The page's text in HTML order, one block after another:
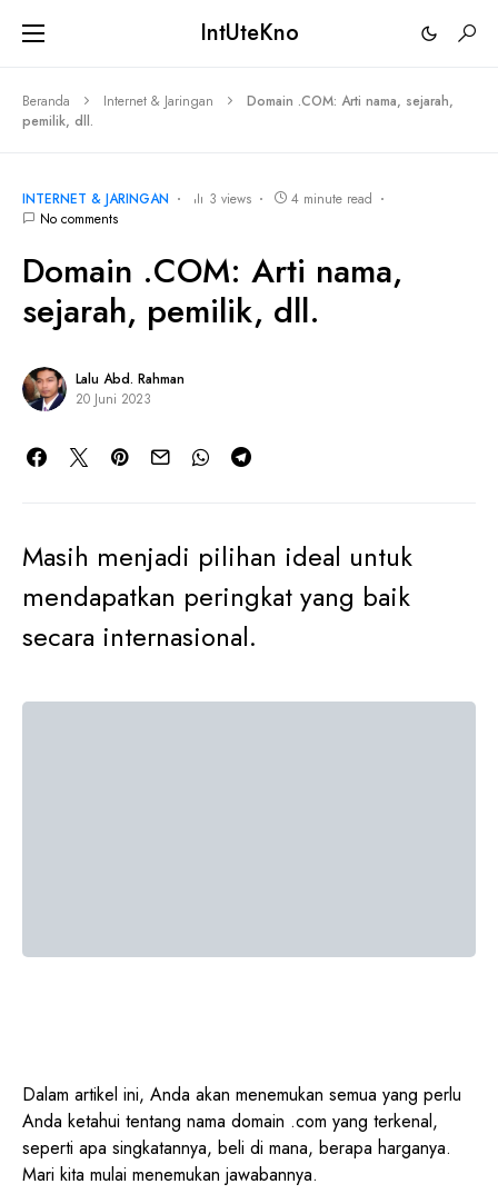
IntUteKno
Beranda Internet & Jaringan
Domain .COM: Arti nama, sejarah,
pemilik, dll.
INTERNET & JARINGAN 3 views
4 minute read
No comments
Domain .COM: Arti nama,
sejarah, pemilik, dll.
Lalu Abd. Rahman
20 Juni 2023
Masih menjadi pilihan ideal untuk
mendapatkan peringkat yang baik
secara internasional.
Dalam artikel ini, Anda akan menemukan semua yang perlu
Anda ketahui tentang nama domain .com yang terkenal,
seperti apa singkatannya, beli di mana, berapa harganya.
Mari kita mulai menemukan jawabannya.